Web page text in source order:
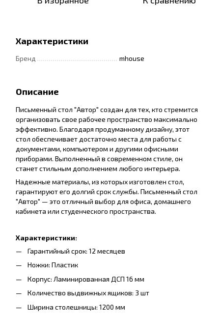
Характеристики
Бренд mhouse
Описание
Письменный стол "Автор" создан для тех, кто стремится
организовать свое рабочее пространство максимально
эффективно. Благодаря продуманному дизайну, этот
стол обеспечивает достаточно места для работы с
документами, компьютером и другими офисными
приборами. Выполненный в современном стиле, он
станет стильным дополнением любого интерьера.
Надежные материалы, из которых изготовлен стол,
гарантируют его долгий срок службы. Письменный стол
"Автор" — это отличный выбор для офиса, домашнего
кабинета или студенческого пространства.
Характеристики:
Гарантийный срок: 12 месяцев
Ножки: Пластик
Корпус: Ламинированная ДСП 16 мм
Количество выдвижных ящиков: 3 шт
Ширина столешницы: 1200 мм